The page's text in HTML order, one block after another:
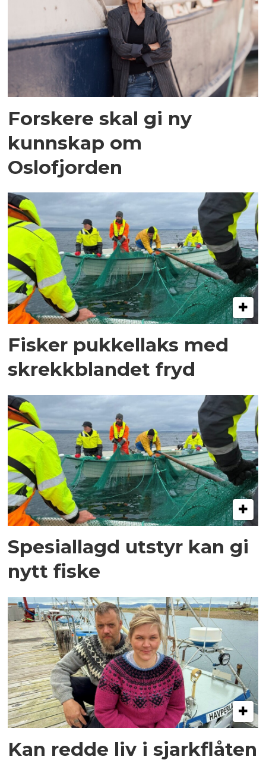
Forskere skal gi ny
kunnskap om
Oslofjorden
Fisker pukkellaks med
skrekkblandet fryd
Spesiallagd utstyr kan gi
nytt fiske
Kan redde liv i sjarkflåten